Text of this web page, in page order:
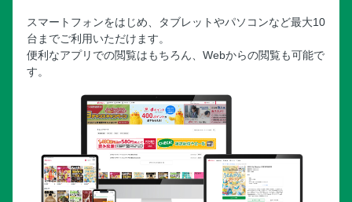
スマートフォンをはじめ、タブレットやパソコンなど最大10
台までご利用いただけます。
便利なアプリでの閲覧はもちろん、Webからの閲覧も可能で
す。